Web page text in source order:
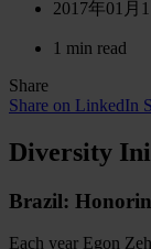
2017年01月1
1 min read
Share
Share on LinkedIn
Diversity
Brazil:
Each year Egon